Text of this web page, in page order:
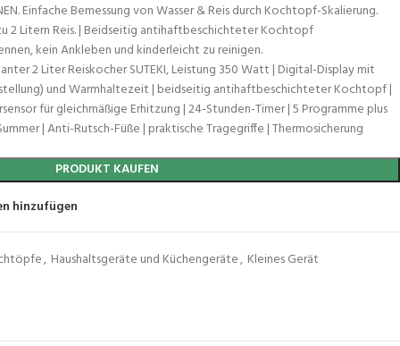
Einfache Bemessung von Wasser & Reis durch Kochtopf-Skalierung.
2 Litern Reis. | Beidseitig antihaftbeschichteter Kochtopf
kein Ankleben und kinderleicht zu reinigen.
2 Liter Reiskocher SUTEKI, Leistung 350 Watt | Digital-Display mit
und Warmhaltezeit | beidseitig antihaftbeschichteter Kochtopf |
für gleichmäßige Erhitzung | 24-Stunden-Timer | 5 Programme plus
| Anti-Rutsch-Füße | praktische Tragegriffe | Thermosicherung
PRODUKT KAUFEN
hinzufügen
, Haushaltsgeräte und Küchengeräte, Kleines Gerät